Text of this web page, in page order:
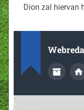
Dion zal hiervan